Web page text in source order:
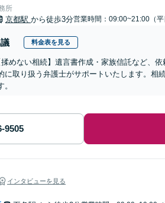
所
京都駅 から徒歩3分営業時間：09:00~21:00（平
料金表を見る
揉めない相続】遺言書作成・家族信託など、
に取り扱う弁護士がサポートいたします。相
インタビューを見る